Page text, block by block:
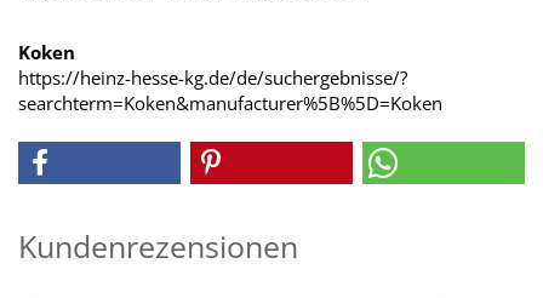
Koken
https://heinz-hesse-kg.de/de/suchergebnisse/?
searchterm=Koken&manufacturer%5B%5D=Koken
Kundenrezensionen